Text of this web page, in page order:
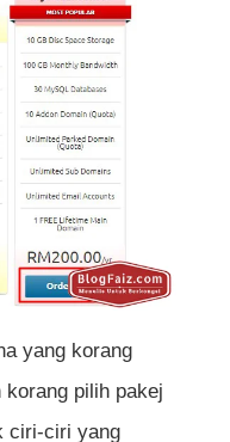
yang korang
pilih pakej
ciri-ciri yang